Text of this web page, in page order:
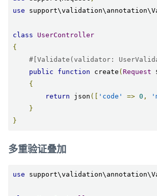
use
class
UserController
{
#[Validate(validator:
public
function create ( Request
{
return json ([ 'code' => 0 ,
}
}
多重验证叠加
use